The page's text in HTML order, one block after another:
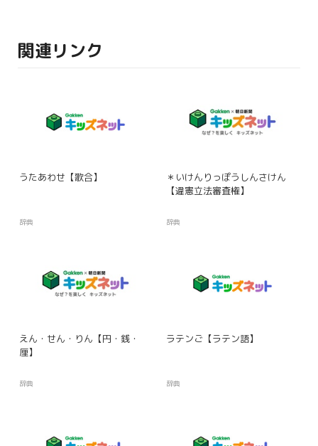
関連リンク
うたあわせ【歌合】
辞典
＊いけんりっぽうしんさけん
【違憲立法審査権】
辞典
えん・せん・りん【円・銭・
厘】
辞典
ラテンご【ラテン語】
辞典